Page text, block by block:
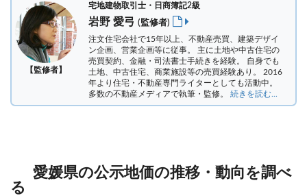
【監修者】
宅地建物取引士・日商簿記2級
岩野 愛弓 (監修者)
注文住宅会社で15年以上、不動産売買、建築デザイ
ン企画、営業企画等に従事。 主に土地や中古住宅の
売買契約、金融・司法書士手続きを経験。 自身でも
土地、中古住宅、商業施設等の売買経験あり。 2016
年より住宅・不動産専門ライターとしても活動中。
多数の不動産メディアで執筆・監修。 続きを読む...
愛媛県の公示地価の推移・動向を調べ
る